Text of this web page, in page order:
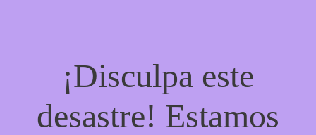
¡Disculpa este
desastre! Estamos